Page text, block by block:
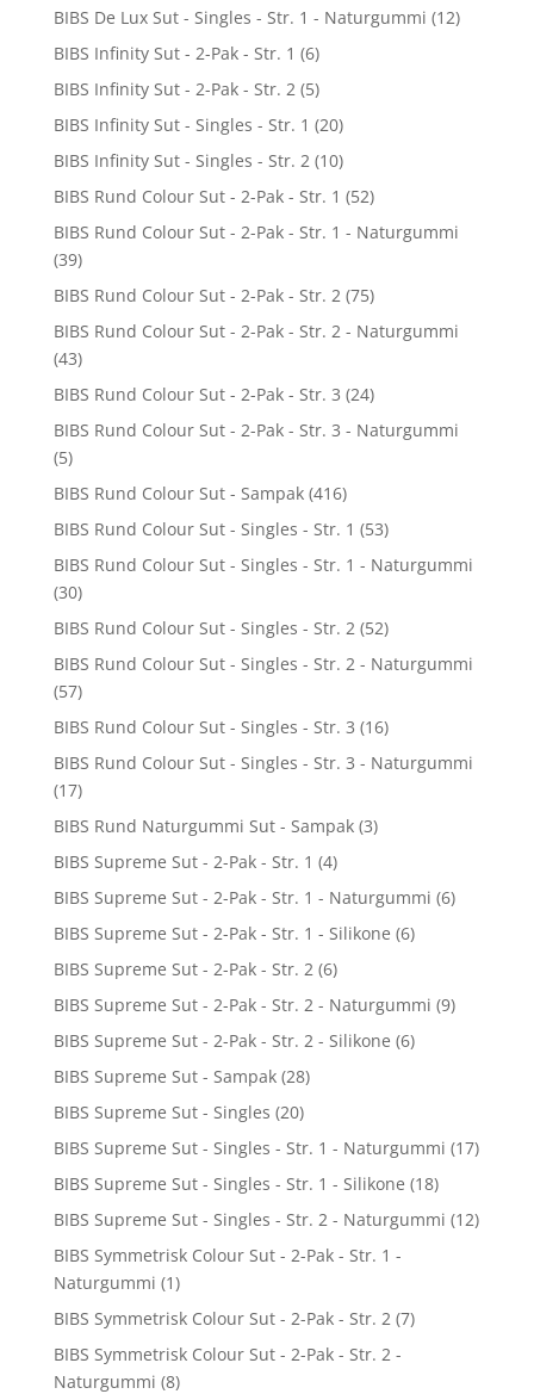
BIBS De Lux Sut - Singles - Str. 1 - Naturgummi (12)
BIBS Infinity Sut - 2-Pak - Str. 1 (6)
BIBS Infinity Sut - 2-Pak - Str. 2 (5)
BIBS Infinity Sut - Singles - Str. 1 (20)
BIBS Infinity Sut - Singles - Str. 2 (10)
BIBS Rund Colour Sut - 2-Pak - Str. 1 (52)
BIBS Rund Colour Sut - 2-Pak - Str. 1 - Naturgummi
(39)
BIBS Rund Colour Sut - 2-Pak - Str. 2 (75)
BIBS Rund Colour Sut - 2-Pak - Str. 2 - Naturgummi
(43)
BIBS Rund Colour Sut - 2-Pak - Str. 3 (24)
BIBS Rund Colour Sut - 2-Pak - Str. 3 - Naturgummi
(5)
BIBS Rund Colour Sut - Sampak (416)
BIBS Rund Colour Sut - Singles - Str. 1 (53)
BIBS Rund Colour Sut - Singles - Str. 1 - Naturgummi
(30)
BIBS Rund Colour Sut - Singles - Str. 2 (52)
BIBS Rund Colour Sut - Singles - Str. 2 - Naturgummi
(57)
BIBS Rund Colour Sut - Singles - Str. 3 (16)
BIBS Rund Colour Sut - Singles - Str. 3 - Naturgummi
(17)
BIBS Rund Naturgummi Sut - Sampak (3)
BIBS Supreme Sut - 2-Pak - Str. 1 (4)
BIBS Supreme Sut - 2-Pak - Str. 1 - Naturgummi (6)
BIBS Supreme Sut - 2-Pak - Str. 1 - Silikone (6)
BIBS Supreme Sut - 2-Pak - Str. 2 (6)
BIBS Supreme Sut - 2-Pak - Str. 2 - Naturgummi (9)
BIBS Supreme Sut - 2-Pak - Str. 2 - Silikone (6)
BIBS Supreme Sut - Sampak (28)
BIBS Supreme Sut - Singles (20)
BIBS Supreme Sut - Singles - Str. 1 - Naturgummi (17)
BIBS Supreme Sut - Singles - Str. 1 - Silikone (18)
BIBS Supreme Sut - Singles - Str. 2 - Naturgummi (12)
BIBS Symmetrisk Colour Sut - 2-Pak - Str. 1 -
Naturgummi (1)
BIBS Symmetrisk Colour Sut - 2-Pak - Str. 2 (7)
BIBS Symmetrisk Colour Sut - 2-Pak - Str. 2 -
Naturgummi (8)